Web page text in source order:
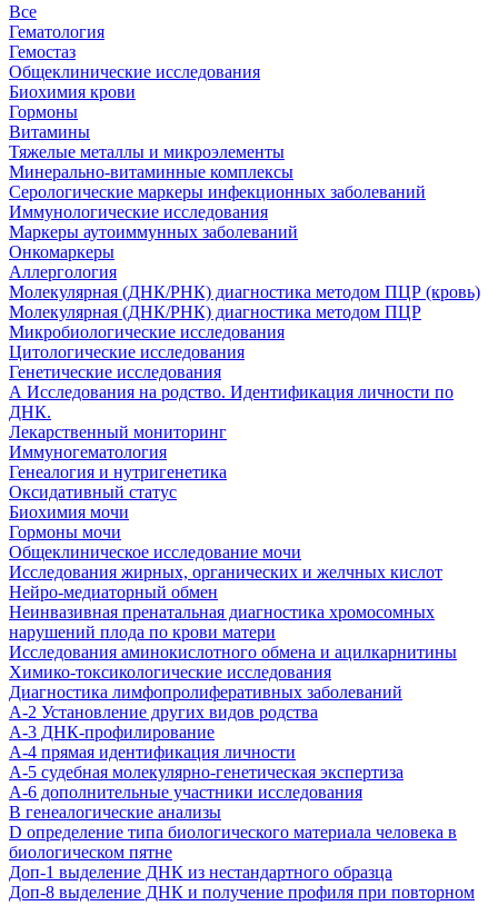
Все
Гематология
Гемостаз
Общеклинические исследования
Биохимия крови
Гормоны
Витамины
Тяжелые металлы и микроэлементы
Минерально-витаминные комплексы
Серологические маркеры инфекционных заболеваний
Иммунологические исследования
Маркеры аутоиммунных заболеваний
Онкомаркеры
Аллергология
Молекулярная (ДНК/РНК) диагностика методом ПЦР (кровь)
Молекулярная (ДНК/РНК) диагностика методом ПЦР
Микробиологические исследования
Цитологические исследования
Генетические исследования
А Исследования на родство. Идентификация личности по
ДНК.
Лекарственный мониторинг
Иммуногематология
Генеалогия и нутригенетика
Оксидативный статус
Биохимия мочи
Гормоны мочи
Общеклиническое исследование мочи
Исследования жирных, органических и желчных кислот
Нейро-медиаторный обмен
Неинвазивная пренатальная диагностика хромосомных
нарушений плода по крови матери
Исследования аминокислотного обмена и ацилкарнитины
Химико-токсикологические исследования
Диагностика лимфопролиферативных заболеваний
А-2 Установление других видов родства
А-3 ДНК-профилирование
А-4 прямая идентификация личности
А-5 судебная молекулярно-генетическая экспертиза
А-6 дополнительные участники исследования
В генеалогические анализы
D определение типа биологического материала человека в
биологическом пятне
Доп-1 выделение ДНК из нестандартного образца
Доп-8 выделение ДНК и получение профиля при повторном